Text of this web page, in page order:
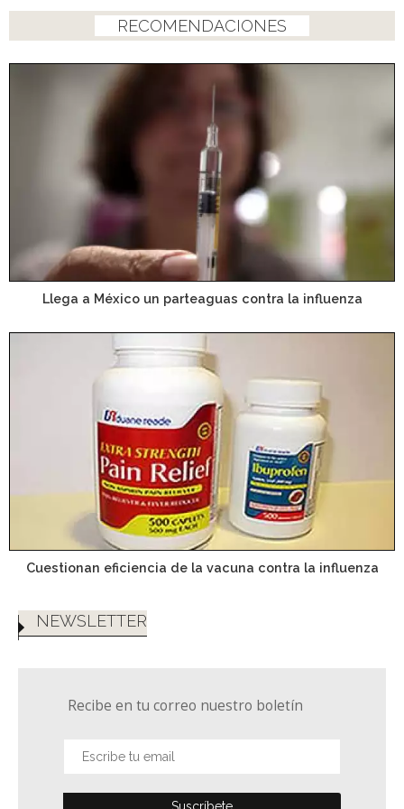
RECOMENDACIONES
Llega a México un parteaguas contra la influenza
Cuestionan eficiencia de la vacuna contra la influenza
NEWSLETTER
Recibe en tu correo nuestro boletín